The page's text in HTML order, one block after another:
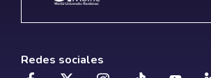
Redes sociales